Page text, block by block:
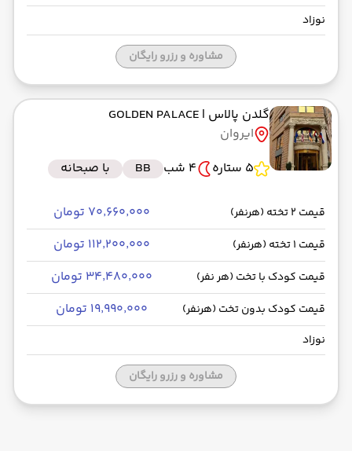
نوزاد
مشاوره و رزرو رایگان
گلدن پالاس | GOLDEN PALACE
ایروان
5 ستاره
4 شب BB با صبحانه
قیمت 2 تخته (هرنفر) ۷۰٬۶۶۰٬۰۰۰ تومان
قیمت 1 تخته (هرنفر) ۱۱۲٬۲۰۰٬۰۰۰ تومان
قیمت کودک با تخت (هر نفر) ۳۴٬۴۸۰٬۰۰۰ تومان
قیمت کودک بدون تخت (هرنفر) ۱۹٬۹۹۰٬۰۰۰ تومان
نوزاد
مشاوره و رزرو رایگان